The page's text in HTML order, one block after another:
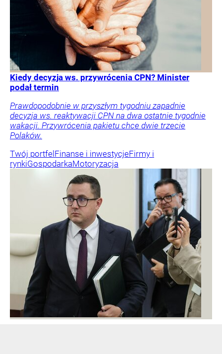
Kiedy decyzja ws. przywrócenia CPN? Minister
podał termin
Prawdopodobnie w przyszłym tygodniu zapadnie
decyzja ws. reaktywacji CPN na dwa ostatnie tygodnie
wakacji. Przywrócenia pakietu chce dwie trzecie
Polaków.
Twój portfelFinanse i inwestycjeFirmy i
rynkiGospodarkaMotoryzacja